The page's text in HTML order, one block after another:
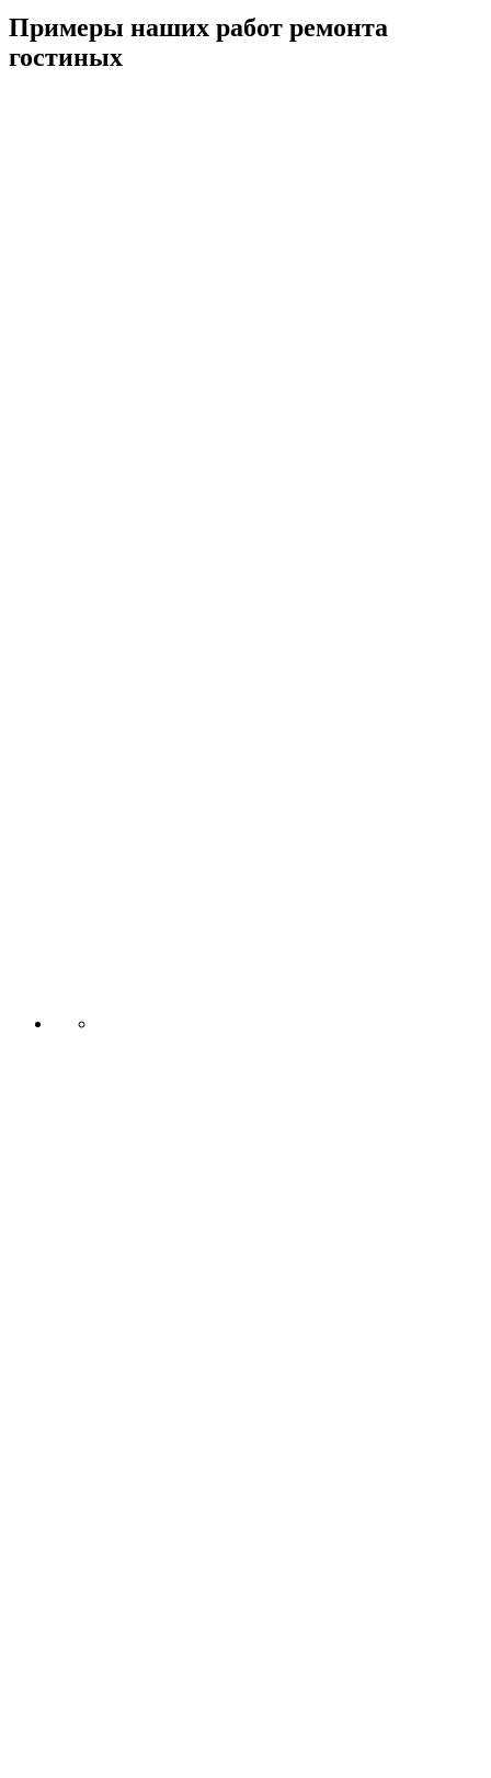
Примеры наших работ ремонта
гостиных